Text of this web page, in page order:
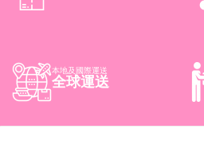
本地及國際運送
全球運送